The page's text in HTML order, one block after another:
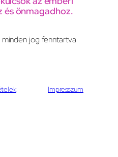
és önmagadhoz.
jog fenntartva
Impresszum